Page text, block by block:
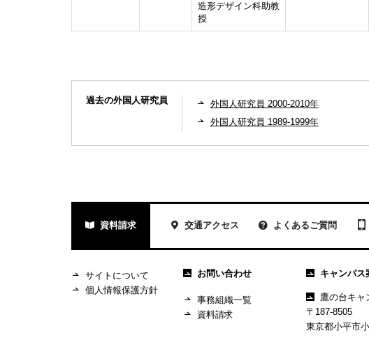
造形デザイン科助教
授
過去の外国人研究員
外国人研究員 2000-2010年
外国人研究員 1989-1999年
資料請求 交通アクセス よくあるご質問
サイトについて
個人情報保護方針
お問い合わせ
事務組織一覧
資料請求
キャンパス
鷹の台キャ
〒187-8505
東京都小平市